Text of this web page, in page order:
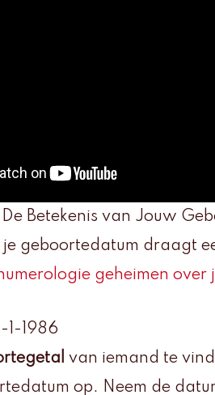
Betekenis van Jouw
je geboortedatum draagt
geheimen over
1-1986
van iemand te
op. Neem de